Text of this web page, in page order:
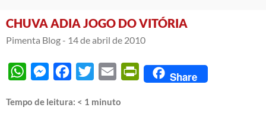
CHUVA ADIA JOGO DO VITÓRIA
Pimenta Blog - 14 de abril de 2010
WhatsAppMessengerFacebook
Twitter Email PrintFriendly
Share
Tempo de leitura: < 1 minuto